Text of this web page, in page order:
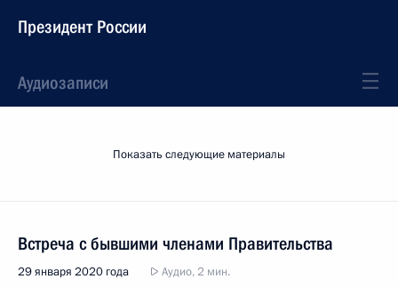
Президент России
Аудиозаписи
Показать следующие материалы
Встреча с бывшими членами Правительства
29 января 2020 года Аудио, 2 мин.